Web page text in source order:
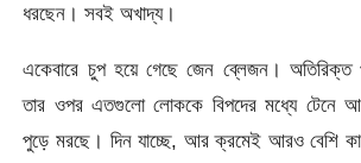
ধরছেন। সবই অখাদ্য।
একেবারে চুপ হয়ে গেছে জেন ব্লেজন। অতিরিক্ত
তার ওপর এতগুলো লোককে বিপদের মধ্যে টেনে
পুড়ে মরছে। দিন যাচ্ছে, আর ক্রমেই আরও বেশি